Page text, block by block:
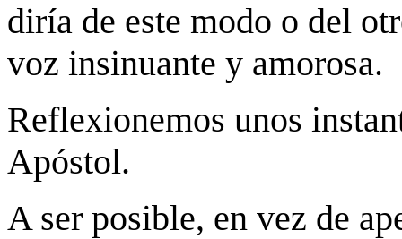
diría de este modo o del
voz insinuante y amorosa.
Reflexionemos unos
Apóstol.
A ser posible, en vez de